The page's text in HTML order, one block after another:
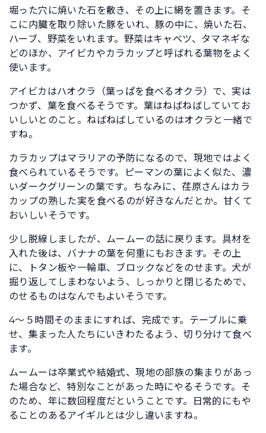
堀った穴に焼いた石を敷き、その上に網を置きます。そ
こに内臓を取り除いた豚をいれ、豚の中に、焼いた石、
ハーブ、野菜をいれます。野菜はキャベツ、タマネギな
どのほか、アイビカやカラカップと呼ばれる葉物をよく
使います。
アイビカはハオクラ（葉っぱを食べるオクラ）で、実は
つかず、葉を食べるそうです。葉はねばねばしていてお
いしいとのこと。ねばねばしているのはオクラと一緒で
すね。
カラカップはマラリアの予防になるので、現地ではよく
食べられているそうです。ピーマンの葉によく似た、濃
いダークグリーンの葉です。ちなみに、荏原さんはカラ
カップの熟した実を食べるのが好きなんだとか。甘くて
おいしいそうです。
少し脱線しましたが、ムームーの話に戻ります。具材を
入れた後は、バナナの葉を何重にもおきます。その上
に、トタン板や一輪車、ブロックなどをのせます。犬が
掘り返してしまわないよう、しっかりと閉じるためで、
のせるものはなんでもよいそうです。
4～５時間そのままにすれば、完成です。テーブルに乗
せ、集まった人たちにいきわたるよう、切り分けて食べ
ます。
ムームーは卒業式や結婚式、現地の部族の集まりがあっ
た場合など、特別なことがあった時にやるそうです。そ
のため、年に数回程度だということです。日常的にもや
ることのあるアイギルとは少し違いますね。